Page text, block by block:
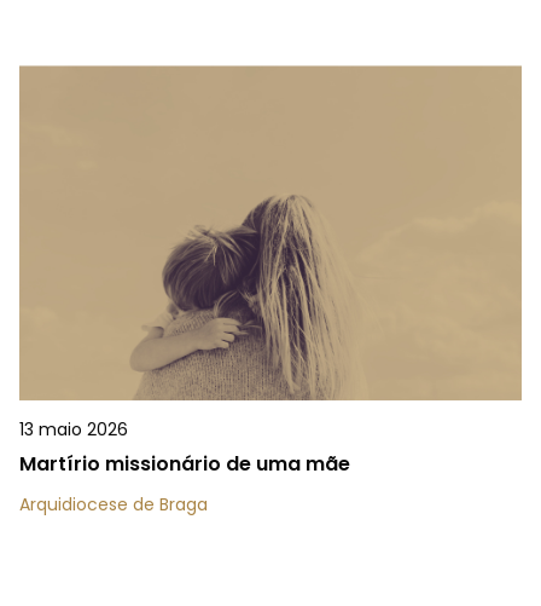
13 maio 2026
Martírio missionário de uma mãe
Arquidiocese de Braga